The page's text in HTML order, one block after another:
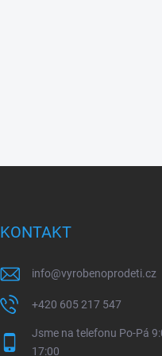
KONTAKT
info@vyrobenoprodeti.cz
+420 605 217 547
Jsme na telefonu Po-Pá
17:00